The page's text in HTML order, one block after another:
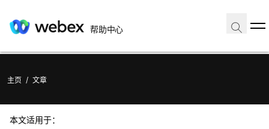
帮助中心
主页 / 文章
本文适用于：